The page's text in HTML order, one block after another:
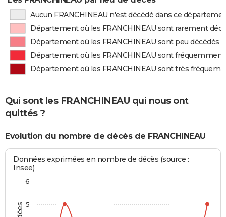
Aucun FRANCHINEAU n'est décédé dans ce
Département où les FRANCHINEAU sont rarement
Département où les FRANCHINEAU sont peu décédés
Département où les FRANCHINEAU sont fréquemment
Département où les FRANCHINEAU sont très
Qui sont les FRANCHINEAU qui nous ont
quittés ?
Evolution du nombre de décès de FRANCHINEAU
Données exprimées en nombre de décès (source :
Insee)
5
6